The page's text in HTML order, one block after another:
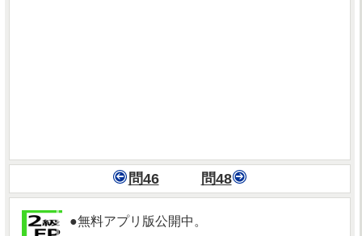
問46 問48
●無料アプリ版公開中。